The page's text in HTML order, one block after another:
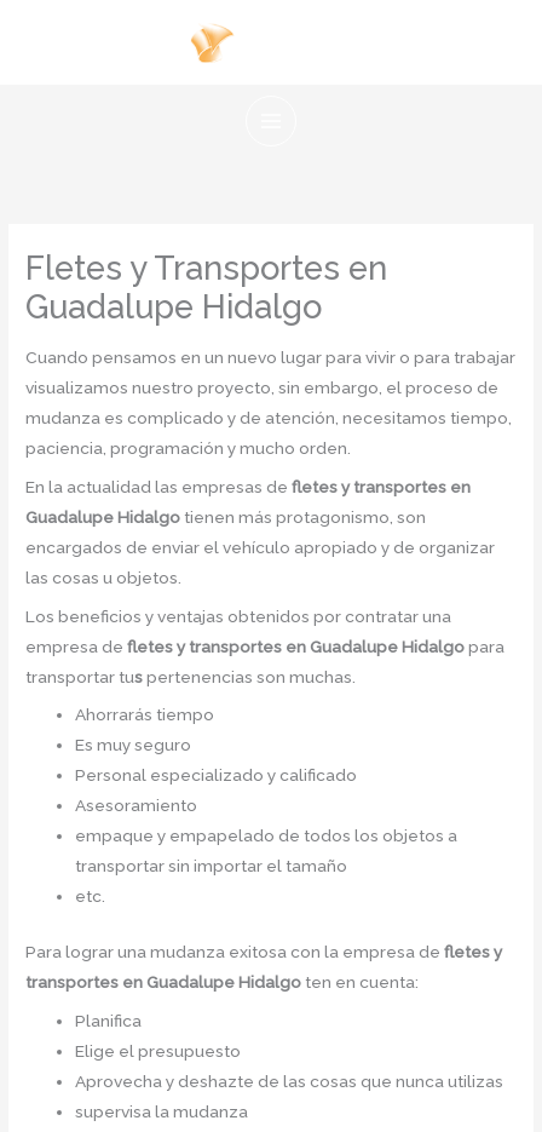
Fletes y Transportes en
Guadalupe Hidalgo
Cuando pensamos en un nuevo lugar para vivir o para trabajar
visualizamos nuestro proyecto, sin embargo, el proceso de
mudanza es complicado y de atención, necesitamos tiempo,
paciencia, programación y mucho orden.
En la actualidad las empresas defletes y transportes en
Guadalupe Hidalgo tienen más protagonismo, son
encargados de enviar el vehículo apropiado y de organizar
las cosas u objetos.
Los beneficios y ventajas obtenidos por contratar una
empresa defletes y transportes en Guadalupe Hidalgopara
transportar tuspertenencias son muchas.
Ahorrarás tiempo
Es muy seguro
Personal especializado y calificado
Asesoramiento
empaque y empapelado de todos los objetos a
transportar sin importar el tamaño
etc.
Para lograr una mudanza exitosa con la empresa defletes y
transportes en Guadalupe Hidalgo ten en cuenta:
Planifica
Elige el presupuesto
Aprovecha y deshazte de las cosas que nunca utilizas
supervisa la mudanza